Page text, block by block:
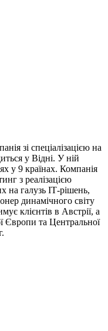
зі спеціалізацією на
у Відні. У ній
у 9 країнах. Компанія
з реалізацією
на галузь ІТ-рішень,
динамічного світу
клієнтів в Австрії, а
Європи та Центральної